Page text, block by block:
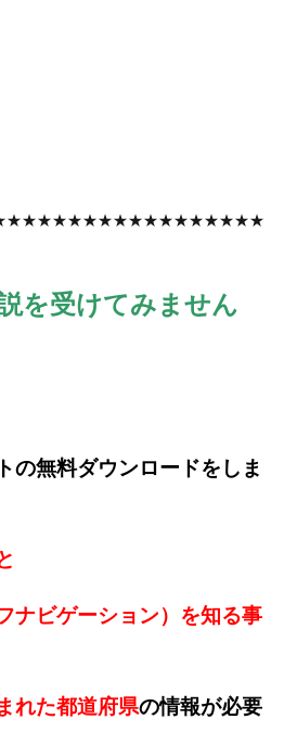
を受けてみません
の無料ダウンロードをしま
ナビゲーション）を知る事
れた都道府県の情報が必要